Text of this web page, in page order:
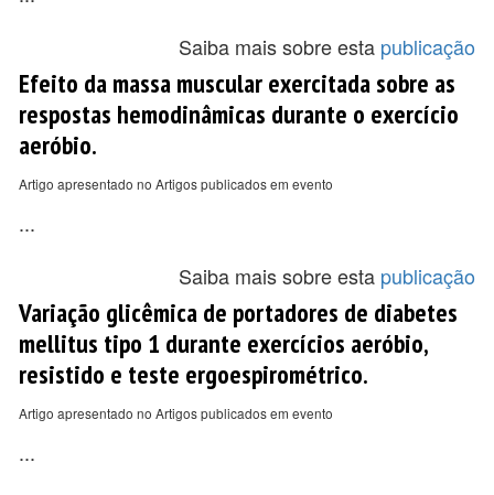
Saiba mais sobre esta publicação
Efeito da massa muscular exercitada sobre as
respostas hemodinâmicas durante o exercício
aeróbio.
Artigo apresentado no Artigos publicados em evento
...
Saiba mais sobre esta publicação
Variação glicêmica de portadores de diabetes
mellitus tipo 1 durante exercícios aeróbio,
resistido e teste ergoespirométrico.
Artigo apresentado no Artigos publicados em evento
...